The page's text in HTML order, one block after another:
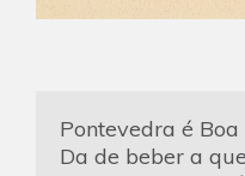
Pontevedra é
Da de beber a